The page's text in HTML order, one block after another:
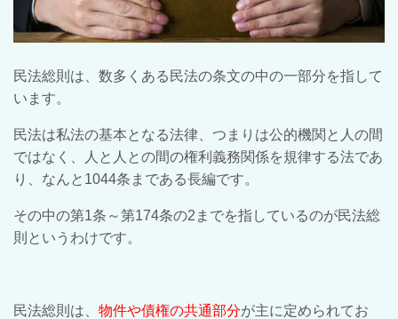
民法総則は、数多くある民法の条文の中の一部分を指して
います。
民法は私法の基本となる法律、つまりは公的機関と人の間
ではなく、人と人との間の権利義務関係を規律する法であ
り、なんと1044条まである長編です。
その中の第1条～第174条の2までを指しているのが民法総
則というわけです。
民法総則は、 物件や債権の共通部分が主に定められてお